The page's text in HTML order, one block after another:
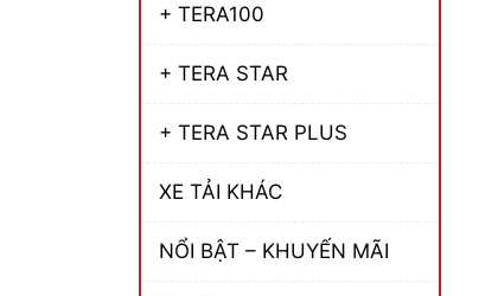
+ TERA100
+ TERA STAR
+ TERA STAR PLUS
XE TẢI KHÁC
NỔI BẬT – KHUYẾN MÃI